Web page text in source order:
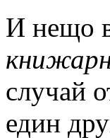
И нещо
случай
един